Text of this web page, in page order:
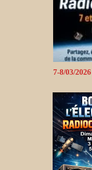
7-8/03/